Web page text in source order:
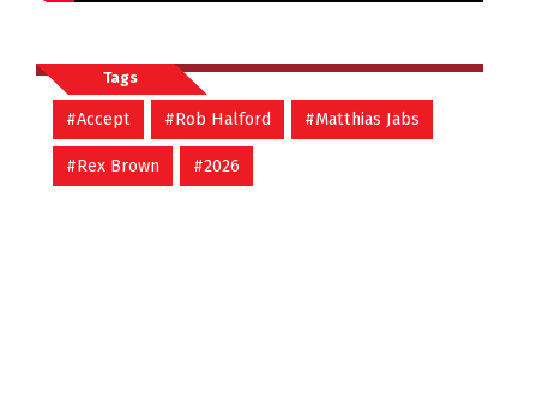
Tags
#Accept #Rob Halford #Matthias Jabs
#Rex Brown #2026